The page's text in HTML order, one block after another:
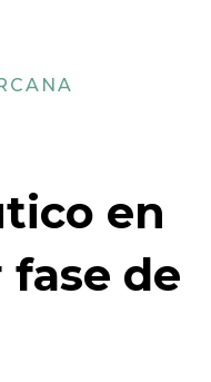
en
de